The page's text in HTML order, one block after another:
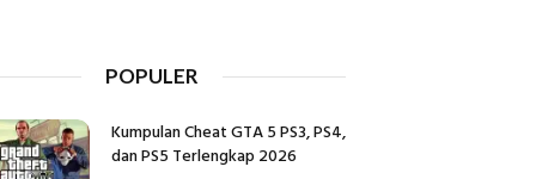
POPULER
Kumpulan Cheat GTA 5 PS3, PS4,
dan PS5 Terlengkap 2026